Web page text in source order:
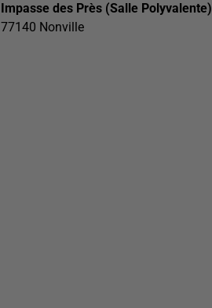
Impasse des Près (Salle Polyvalente)
77140 Nonville